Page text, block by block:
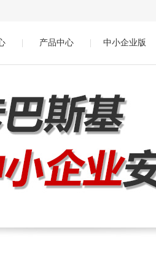
产品中心 中小企业版